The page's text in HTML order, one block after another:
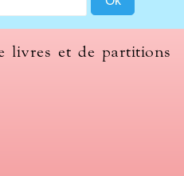
livres et de partitions